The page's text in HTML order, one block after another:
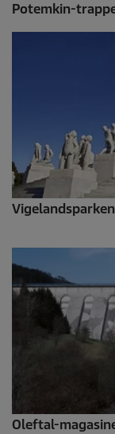
Potemkin-
Oleftal-